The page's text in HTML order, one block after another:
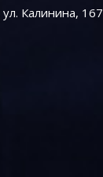
Калинина, 167